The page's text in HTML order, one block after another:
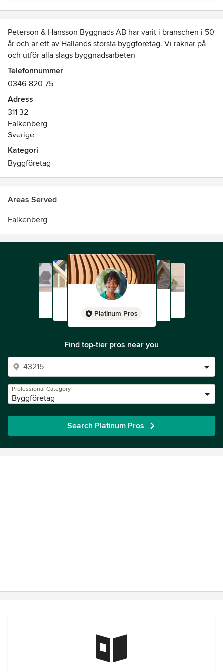
Peterson & Hansson Byggnads AB har varit i branschen i 50
år och är ett av Hallands största byggföretag. Vi räknar på
och utför alla slags byggnadsarbeten
Telefonnummer
0346-820 75
Adress
311 32
Falkenberg
Sverige
Kategori
Byggföretag
Areas Served
Falkenberg
Platinum Pros
Find top-tier pros near you
Professional Category
Byggföretag
Search Platinum Pros